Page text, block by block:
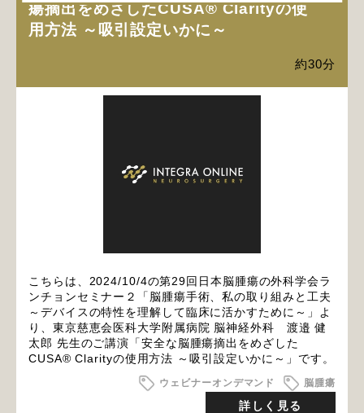
瘍摘出をめざしたCUSA® Clarityの使
用方法 ～吸引設定いかに～
約30分
こちらは、2024/10/4の第29回日本脳腫瘍の外科学会ラ
ンチョンセミナー２「脳腫瘍手術、私の取り組みと工夫
～デバイスの特性を理解して臨床に活かすために～」よ
り、東京慈恵会医科大学附属病院 脳神経外科 渡邉 健
太郎 先生のご講演「安全な脳腫瘍摘出をめざした
CUSA® Clarityの使用方法 ～吸引設定いかに～」です。
ウェビナーオンデマンド 脳腫瘍
詳しく見る